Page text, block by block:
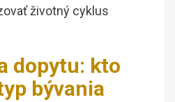
životný cyklus
dopytu: kto
bývania